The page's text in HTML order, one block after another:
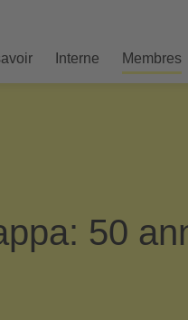
Interne Membres
50